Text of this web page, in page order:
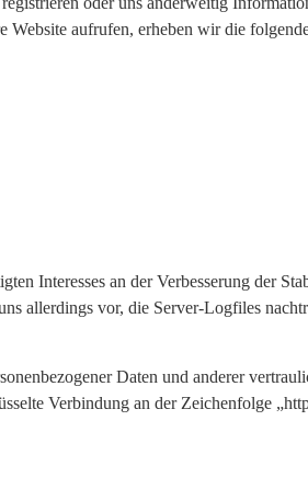
aufrufen, erheben wir die
Interesses an der Verbesserung der
allerdings vor, die Server-Logfiles
Daten und anderer
Verbindung an der Zeichenfolge